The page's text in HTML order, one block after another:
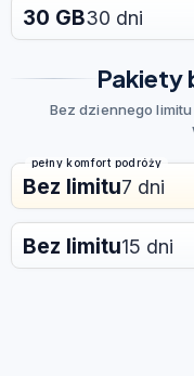
30 GB30 dni
Pakiety
Bez dziennego
pełny komfort podróży
Bez limitu7 dni
Bez limitu15 dni